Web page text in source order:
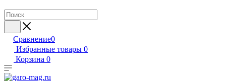
Сравнение0
Избранные товары 0
Корзина 0